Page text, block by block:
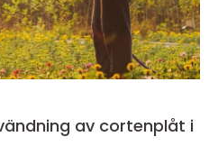
av cortenplåt i